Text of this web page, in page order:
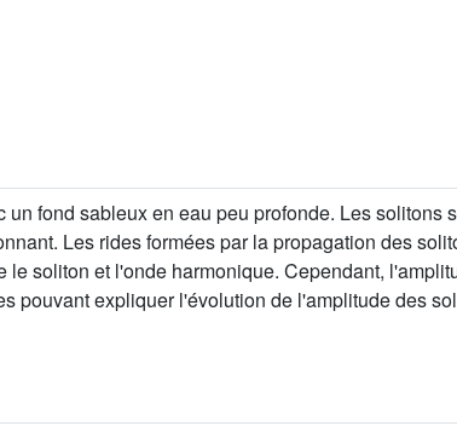
fond sableux en eau peu profonde. Les solitons
Les rides formées par la propagation des
soliton et l'onde harmonique. Cependant,
pouvant expliquer l'évolution de l'amplitude des